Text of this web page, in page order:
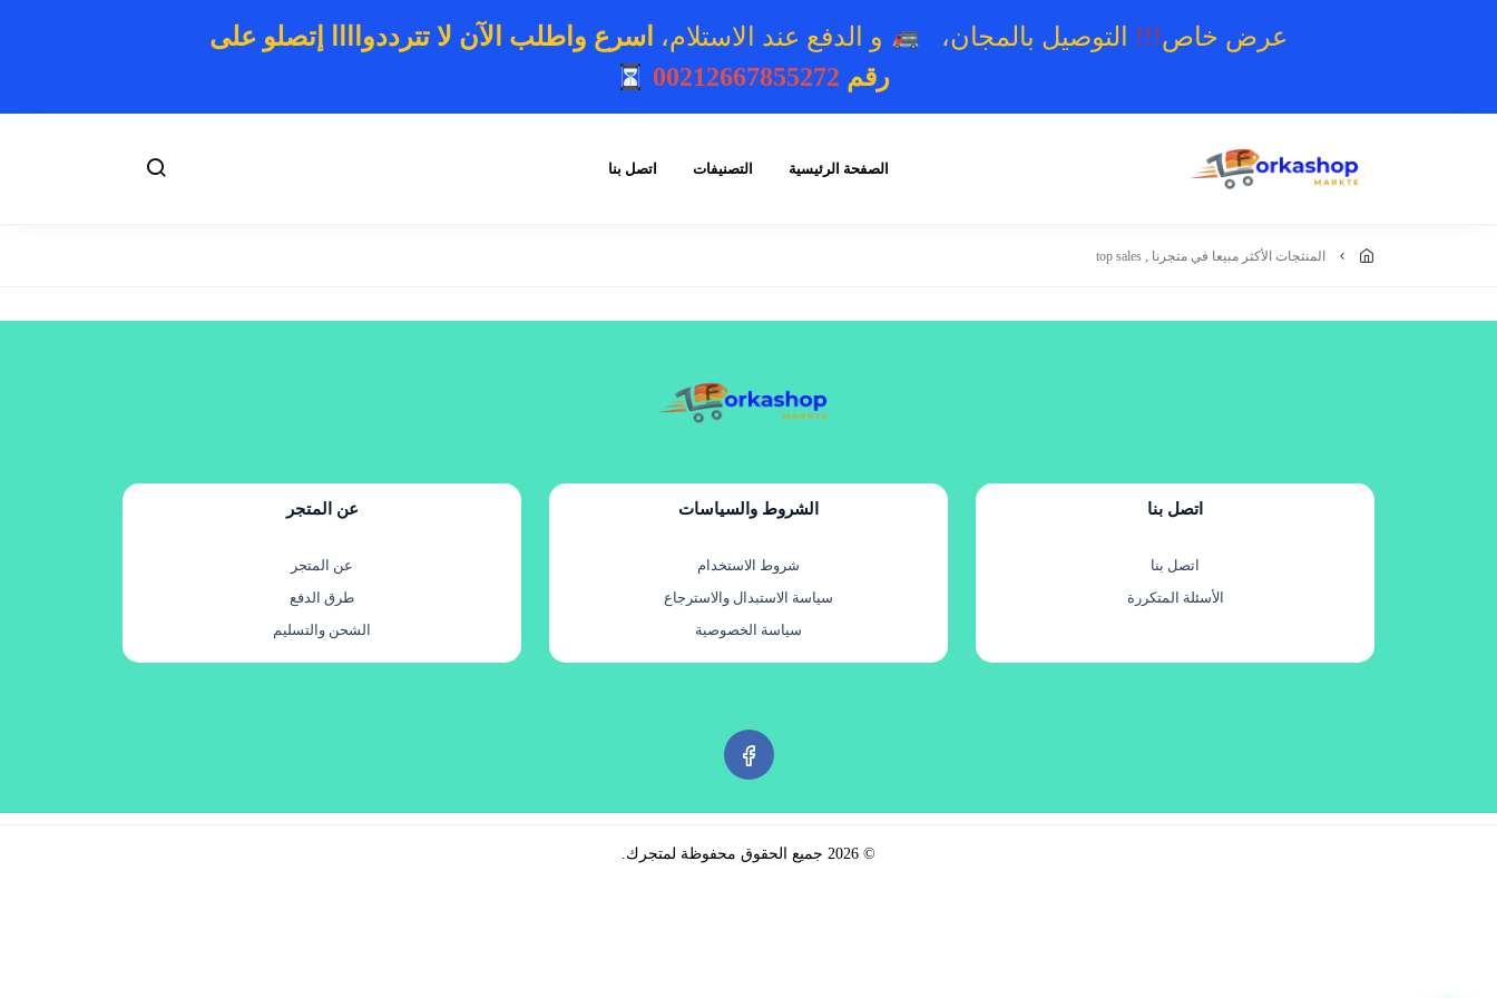
عرض خاص!!! التوصيل بالمجان، و الدفع عند الاستلام، اسرع واطلب الآن لا تترددواااا إتصلو على
رقم 00212667855272
الصفحة الرئيسية التصنيفات اتصل بنا
المنتجات الأكثر مبيعا في متجرنا , top sales
اتصل بنا
اتصل بنا
الأسئلة المتكررة
الشروط والسياسات
شروط الاستخدام
سياسة الاستبدال والاسترجاع
سياسة الخصوصية
عن المتجر
عن المتجر
طرق الدفع
الشحن والتسليم
©
2026 جميع الحقوق محفوظة لمتجرك.